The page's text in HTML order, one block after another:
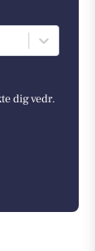
dig vedr.